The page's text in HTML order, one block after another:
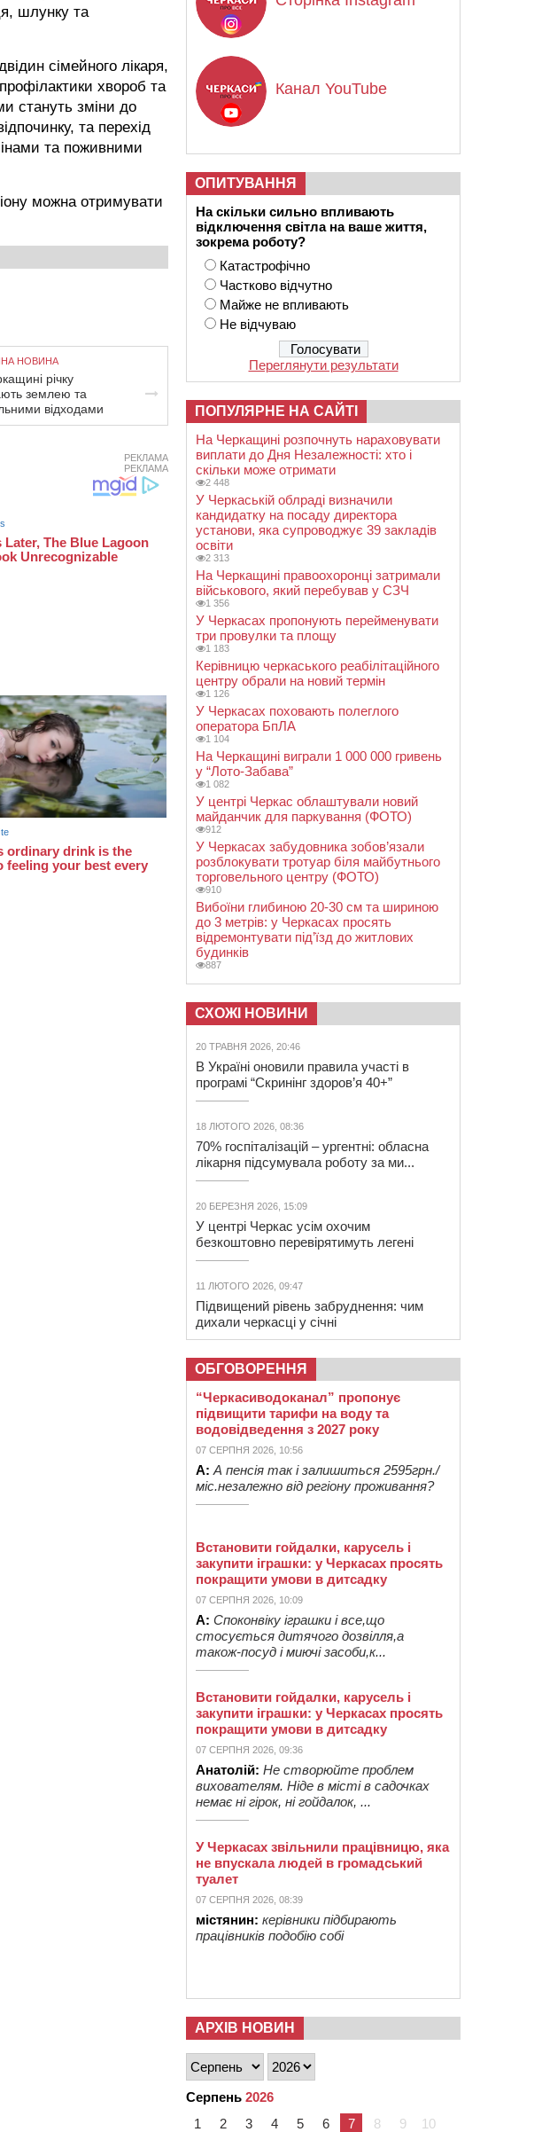
шлунку та
сімейного лікаря,
хвороб та
стануть зміни до
та перехід
та поживними
можна отримувати
НОВИНА
річку
землею та
відходами
РЕКЛАМА
РЕКЛАМА
Канал YouTube
ОПИТУВАННЯ
На скільки сильно впливають
відключення світла на ваше життя,
зокрема роботу?
Катастрофічно
Частково відчутно
Майже не впливають
Не відчуваю
Переглянути результати
ПОПУЛЯРНЕ НА САЙТІ
На Черкащині розпочнуть нараховувати
виплати до Дня Незалежності: хто і
скільки може отримати
2 448
У Черкаській облраді визначили
кандидатку на посаду директора
установи, яка супроводжує 39 закладів
освіти
2 313
На Черкащині правоохоронці затримали
військового, який перебував у СЗЧ
1 356
У Черкасах пропонують перейменувати
три провулки та площу
1 183
Керівницю черкаського реабілітаційного
центру обрали на новий термін
1 126
У Черкасах поховають полеглого
оператора БпЛА
1 104
На Черкащині виграли 1 000 000 гривень
у “Лото-Забава”
1 082
У центрі Черкас облаштували новий
майданчик для паркування (ФОТО)
912
У Черкасах забудовника зобов’язали
розблокувати тротуар біля майбутнього
торговельного центру (ФОТО)
910
Вибоїни глибиною 20-30 см та шириною
до 3 метрів: у Черкасах просять
відремонтувати під’їзд до житлових
будинків
887
СХОЖІ НОВИНИ
20 ТРАВНЯ 2026, 20:46
В Україні оновили правила участі в
програмі “Скринінг здоров’я 40+”
18 ЛЮТОГО 2026, 08:36
70% госпіталізацій – ургентні: обласна
лікарня підсумувала роботу за ми...
20 БЕРЕЗНЯ 2026, 15:09
У центрі Черкас усім охочим
безкоштовно перевірятимуть легені
11 ЛЮТОГО 2026, 09:47
Підвищений рівень забруднення: чим
дихали черкасці у січні
ОБГОВОРЕННЯ
“Черкасиводоканал” пропонує
підвищити тарифи на воду та
водовідведення з 2027 року
07 СЕРПНЯ 2026, 10:56
А: А пенсія так і залишиться 2595грн./
міс.незалежно від регіону проживання?
Встановити гойдалки, карусель і
закупити іграшки: у Черкасах просять
покращити умови в дитсадку
07 СЕРПНЯ 2026, 10:09
А: Споконвіку іграшки і все,що
стосується дитячого дозвілля,а
також-посуд і миючі засоби,к...
Встановити гойдалки, карусель і
закупити іграшки: у Черкасах просять
покращити умови в дитсадку
07 СЕРПНЯ 2026, 09:36
Анатолій: Не створюйте проблем
вихователям. Ніде в місті в садочках
немає ні гірок, ні гойдалок, ...
У Черкасах звільнили працівницю, яка
не впускала людей в громадський
туалет
07 СЕРПНЯ 2026, 08:39
містянин: керівники підбирають
працівників подобію собі
АРХІВ НОВИН
Серпень 2026
1
2 3 4 5 6 7 8 9 10